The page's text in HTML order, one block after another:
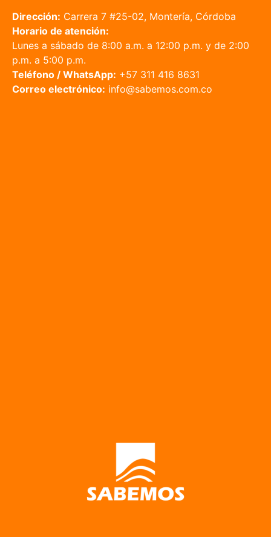
Dirección: Carrera 7 #25-02, Montería, Córdoba
Horario de atención:
Lunes a sábado de 8:00 a.m. a 12:00 p.m. y de 2:00
p.m. a 5:00 p.m.
Teléfono / WhatsApp: +57 311 416 8631
Correo electrónico: info@sabemos.com.co